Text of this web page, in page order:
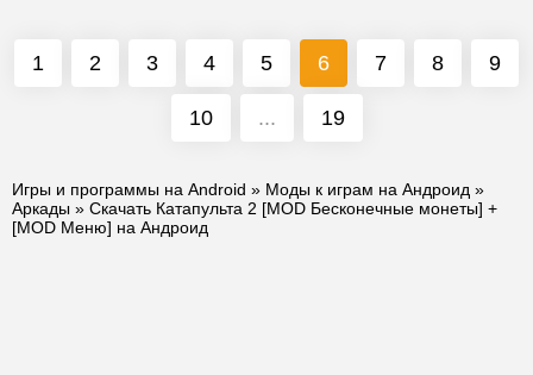
1 2 3 4 5 6 7 8 9
10 ... 19
Игры и программы на Android » Моды к играм на Андроид »
Аркады » Скачать Катапульта 2 [MOD Бесконечные монеты] +
[MOD Меню] на Андроид